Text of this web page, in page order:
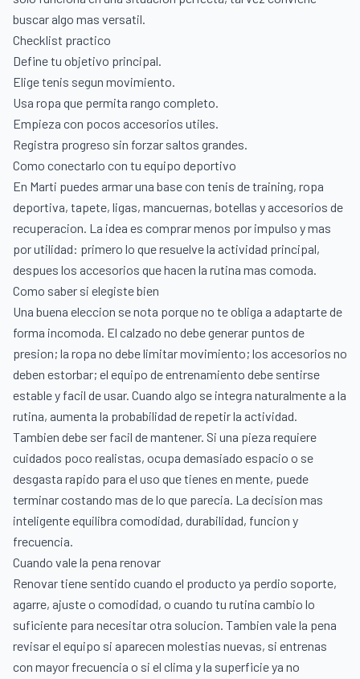
buscar algo mas versatil.
Checklist practico
Define tu objetivo principal.
Elige tenis segun movimiento.
Usa ropa que permita rango completo.
Empieza con pocos accesorios utiles.
Registra progreso sin forzar saltos grandes.
Como conectarlo con tu equipo deportivo
En Marti puedes armar una base con tenis de training, ropa
deportiva, tapete, ligas, mancuernas, botellas y accesorios de
recuperacion. La idea es comprar menos por impulso y mas
por utilidad: primero lo que resuelve la actividad principal,
despues los accesorios que hacen la rutina mas comoda.
Como saber si elegiste bien
Una buena eleccion se nota porque no te obliga a adaptarte de
forma incomoda. El calzado no debe generar puntos de
presion; la ropa no debe limitar movimiento; los accesorios no
deben estorbar; el equipo de entrenamiento debe sentirse
estable y facil de usar. Cuando algo se integra naturalmente a la
rutina, aumenta la probabilidad de repetir la actividad.
Tambien debe ser facil de mantener. Si una pieza requiere
cuidados poco realistas, ocupa demasiado espacio o se
desgasta rapido para el uso que tienes en mente, puede
terminar costando mas de lo que parecia. La decision mas
inteligente equilibra comodidad, durabilidad, funcion y
frecuencia.
Cuando vale la pena renovar
Renovar tiene sentido cuando el producto ya perdio soporte,
agarre, ajuste o comodidad, o cuando tu rutina cambio lo
suficiente para necesitar otra solucion. Tambien vale la pena
revisar el equipo si aparecen molestias nuevas, si entrenas
con mayor frecuencia o si el clima y la superficie ya no